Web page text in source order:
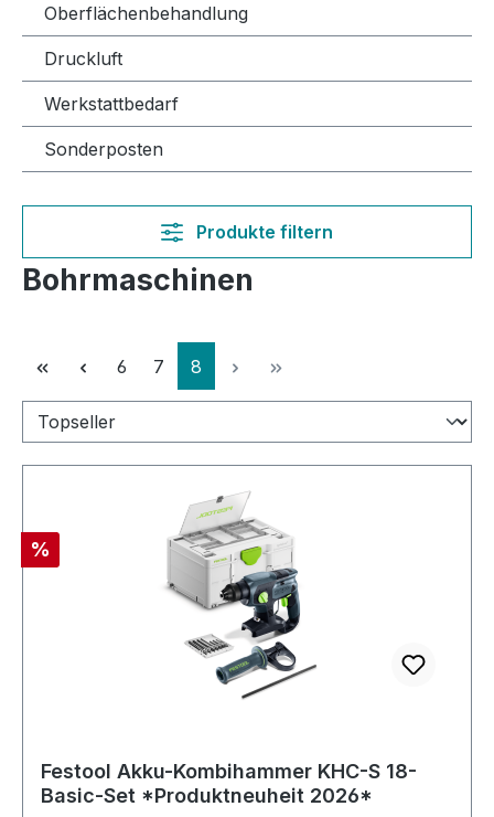
Oberflächenbehandlung
Druckluft
Werkstattbedarf
Sonderposten
Produkte filtern
Bohrmaschinen
Seite
6 Seite
7 Seite
8
Rabatt
%
Festool Akku-Kombihammer KHC-S 18-
Basic-Set *Produktneuheit 2026*